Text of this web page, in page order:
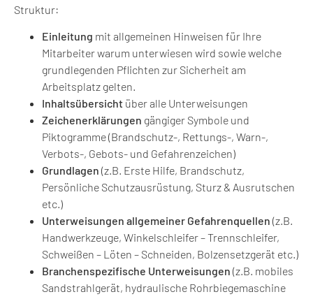
Struktur:
Einleitung mit allgemeinen Hinweisen für Ihre
Mitarbeiter warum unterwiesen wird sowie welche
grundlegenden Pflichten zur Sicherheit am
Arbeitsplatz gelten.
Inhaltsübersicht über alle Unterweisungen
Zeichenerklärungen gängiger Symbole und
Piktogramme (Brandschutz-, Rettungs-, Warn-,
Verbots-, Gebots- und Gefahrenzeichen)
Grundlagen (z.B. Erste Hilfe, Brandschutz,
Persönliche Schutzausrüstung, Sturz & Ausrutschen
etc.)
Unterweisungen allgemeiner Gefahrenquellen (z.B.
Handwerkzeuge, Winkelschleifer – Trennschleifer,
Schweißen – Löten – Schneiden, Bolzensetzgerät etc.)
Branchenspezifische Unterweisungen (z.B. mobiles
Sandstrahlgerät, hydraulische Rohrbiegemaschine